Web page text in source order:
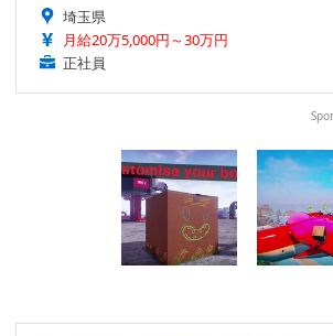
埼玉県
月給20万5,000円～30万円
正社員